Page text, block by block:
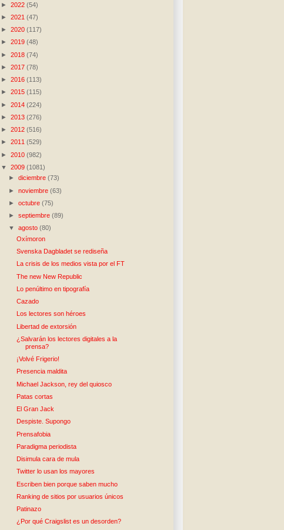
► 2022 (54)
► 2021 (47)
► 2020 (117)
► 2019 (48)
► 2018 (74)
► 2017 (78)
► 2016 (113)
► 2015 (115)
► 2014 (224)
► 2013 (276)
► 2012 (516)
► 2011 (529)
► 2010 (982)
▼ 2009 (1081)
►diciembre(73)
►noviembre(63)
►octubre(75)
►septiembre(89)
▼agosto(80)
Oxímoron
Svenska Dagbladet se rediseña
La crisis de los medios vista por el FT
The new New Republic
Lo penúltimo en tipografía
Cazado
Los lectores son héroes
Libertad de extorsión
¿Salvarán los lectores digitales a la
prensa?
¡Volvé Frigerio!
Presencia maldita
Michael Jackson, rey del quiosco
Patas cortas
El Gran Jack
Despiste. Supongo
Prensafobia
Paradigma periodista
Disimula cara de mula
Twitter lo usan los mayores
Escriben bien porque saben mucho
Ranking de sitios por usuarios únicos
Patinazo
¿Por qué Craigslist es un desorden?